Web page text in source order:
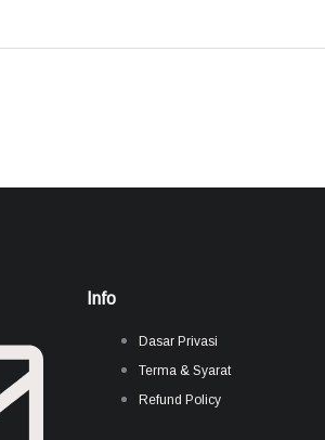
Info
Dasar Privasi
Terma & Syarat
Refund Policy